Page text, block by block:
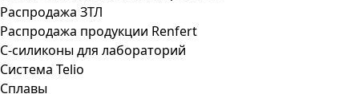
Распродажа ЗТЛ
Распродажа продукции Renfert
С-силиконы для лабораторий
Система Telio
Сплавы